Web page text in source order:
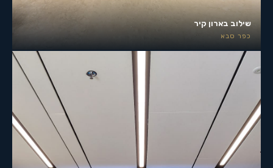
שילוב בארון קיר
כפר סבא